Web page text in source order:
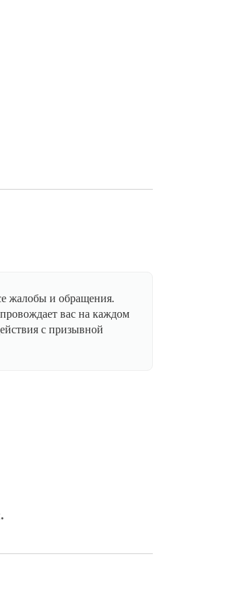
жалобы и обращения.
вас на каждом
с призывной